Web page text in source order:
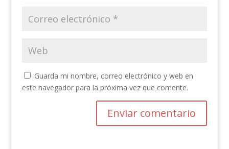
Guarda mi nombre, correo electrónico y web en
este navegador para la próxima vez que comente.